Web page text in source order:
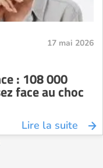
17 mai 2026
: 108 000
face au choc
Lire la suite